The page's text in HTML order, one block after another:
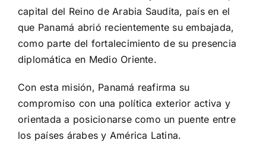
capital del Reino de Arabia Saudita, país en el
que Panamá abrió recientemente su embajada,
como parte del fortalecimiento de su presencia
diplomática en Medio Oriente.
Con esta misión, Panamá reafirma su
compromiso con una política exterior activa y
orientada a posicionarse como un puente entre
los países árabes y América Latina.